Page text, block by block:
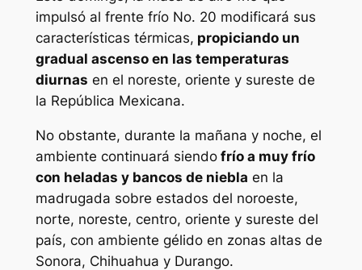
impulsó al frente frío No. 20 modificará sus
características térmicas, propiciando un
gradual ascenso en las temperaturas
diurnas en el noreste, oriente y sureste de
la República Mexicana.
No obstante, durante la mañana y noche, el
ambiente continuará siendofrío a muy frío
con heladas y bancos de niebla en la
madrugada sobre estados del noroeste,
norte, noreste, centro, oriente y sureste del
país, con ambiente gélido en zonas altas de
Sonora, Chihuahua y Durango.